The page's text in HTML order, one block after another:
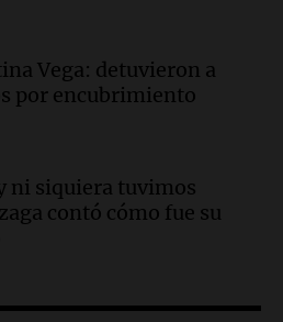
joven de Villa
a San Cayetano
Vega: detuvieron a
por encubrimiento
ni siquiera tuvimos
contó cómo fue su